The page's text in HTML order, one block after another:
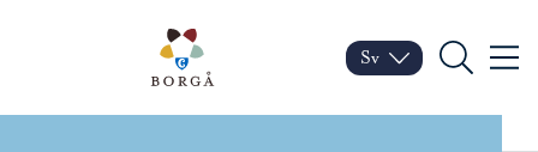
Porvoo – Gå till
Byt språk
Nuvarande språk:
Sv
Sök Meny